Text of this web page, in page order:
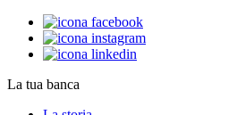
La tua banca